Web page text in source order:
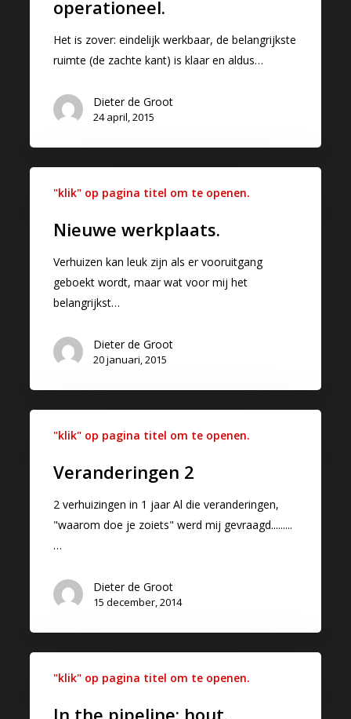
operationeel.
Het is zover: eindelijk werkbaar, de belangrijkste
ruimte (de zachte kant) is klaar en aldus…
Dieter de Groot
24 april, 2015
"klik" op pagina titel om te openen.
Nieuwe werkplaats.
Verhuizen kan leuk zijn als er vooruitgang
geboekt wordt, maar wat voor mij het
belangrijkst…
Dieter de Groot
20 januari, 2015
"klik" op pagina titel om te openen.
Veranderingen 2
2 verhuizingen in 1 jaar Al die veranderingen,
"waarom doe je zoiets" werd mij gevraagd.........
…
Dieter de Groot
15 december, 2014
"klik" op pagina titel om te openen.
In the pipeline: hout.